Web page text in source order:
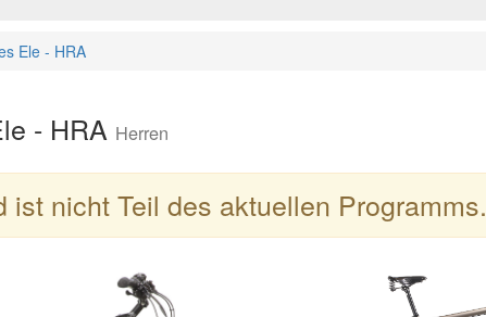
Ele - HRA
- HRA Herren
ist nicht Teil des aktuellen Programms.